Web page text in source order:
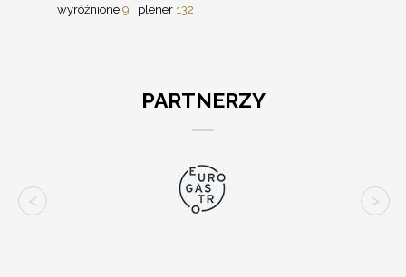
wyróżnione 9 plener 132
PARTNERZY